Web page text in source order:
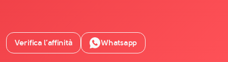
Verifica l’affinità Whatsapp